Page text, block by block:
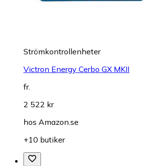
Strömkontrollenheter
Victron Energy Cerbo GX MKII
fr.
2 522 kr
hos Amazon.se
+10 butiker